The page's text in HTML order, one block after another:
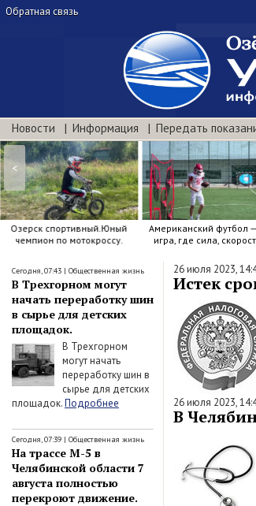
Обратная связь
Новости Информация Передать
Озерск спортивный.Юный
чемпион по мотокроссу.
Американский футбол
игра, где сила,
<
Сегодня, 07:43 | Общественная жизнь
В Трехгорном могут
начать переработку шин
в сырье для детских
площадок.
В Трехгорном
могут начать
переработку шин в
сырье для детских
площадок.Подробнее
Сегодня, 07:39 | Общественная жизнь
На трассе М-5 в
Челябинской области 7
августа полностью
перекроют движение.
26 июля 2023,
Истек
26 июля 2023,
В